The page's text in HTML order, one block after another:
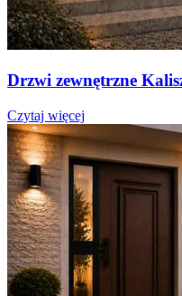
Drzwi zewnętrzne
Czytaj więcej